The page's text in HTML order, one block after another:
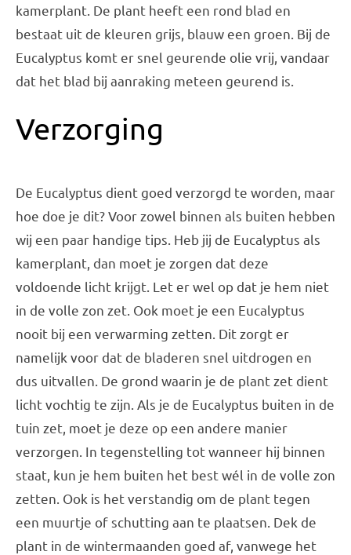
kamerplant. De plant heeft een rond blad en
bestaat uit de kleuren grijs, blauw een groen. Bij de
Eucalyptus komt er snel geurende olie vrij, vandaar
dat het blad bij aanraking meteen geurend is.
Verzorging
De Eucalyptus dient goed verzorgd te worden, maar
hoe doe je dit? Voor zowel binnen als buiten hebben
wij een paar handige tips. Heb jij de Eucalyptus als
kamerplant, dan moet je zorgen dat deze
voldoende licht krijgt. Let er wel op dat je hem niet
in de volle zon zet. Ook moet je een Eucalyptus
nooit bij een verwarming zetten. Dit zorgt er
namelijk voor dat de bladeren snel uitdrogen en
dus uitvallen. De grond waarin je de plant zet dient
licht vochtig te zijn. Als je de Eucalyptus buiten in de
tuin zet, moet je deze op een andere manier
verzorgen. In tegenstelling tot wanneer hij binnen
staat, kun je hem buiten het best wél in de volle zon
zetten. Ook is het verstandig om de plant tegen
een muurtje of schutting aan te plaatsen. Dek de
plant in de wintermaanden goed af, vanwege het